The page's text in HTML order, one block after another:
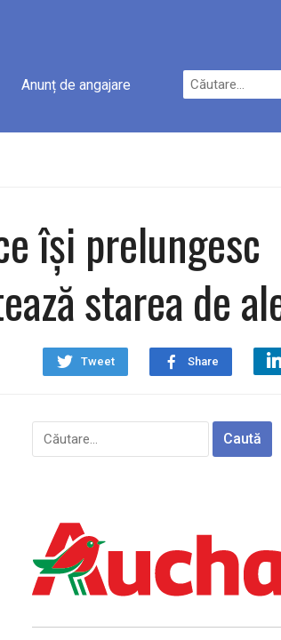
Anunț de angajare
Caută
după:
își prelungesc
starea de
Tweet Share
Caută
după: